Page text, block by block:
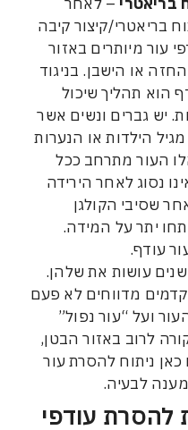
קיצור קיבה
באזור
בניגוד
שיכול
ונשים אשר
או הנערות
ככל
הירידה
הקולגן
על המידה.
את שלהן.
לא פעם
נפול”
באזור הבטן,
להסרת עור
עודפי